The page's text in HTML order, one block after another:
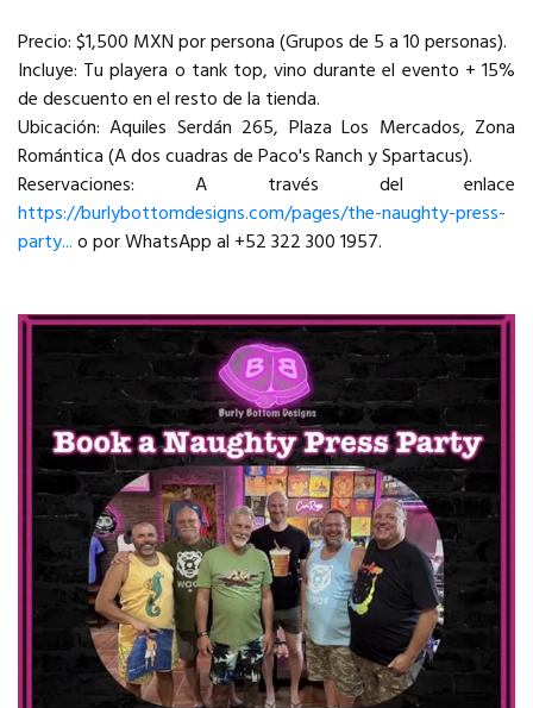
Precio: $1,500 MXN por persona (Grupos de 5 a 10 personas).
Incluye: Tu playera o tank top, vino durante el evento + 15%
de descuento en el resto de la tienda.
Ubicación: Aquiles Serdán 265, Plaza Los Mercados, Zona
Romántica (A dos cuadras de Paco's Ranch y Spartacus).
Reservaciones: A través del enlace
https://burlybottomdesigns.com/pages/the-naughty-press-
party...o por WhatsApp al +52 322 300 1957.